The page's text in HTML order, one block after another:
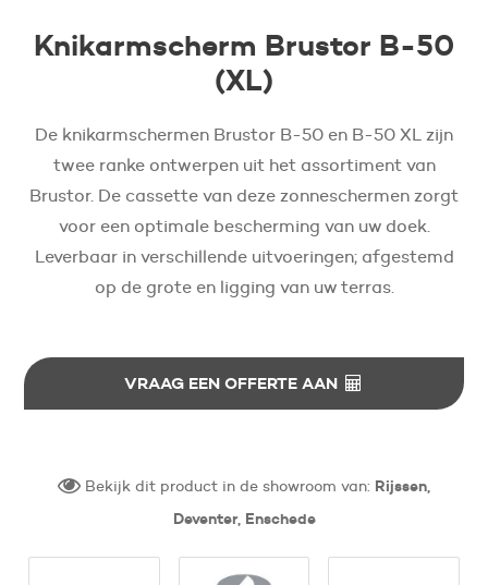
Knikarmscherm Brustor B-50
(XL)
De knikarmschermen Brustor B-50 en B-50 XL zijn
twee ranke ontwerpen uit het assortiment van
Brustor. De cassette van deze zonneschermen zorgt
voor een optimale bescherming van uw doek.
Leverbaar in verschillende uitvoeringen; afgestemd
op de grote en ligging van uw terras.
VRAAG EEN OFFERTE AAN
Bekijk dit product in de showroom van: Rijssen,
Deventer, Enschede